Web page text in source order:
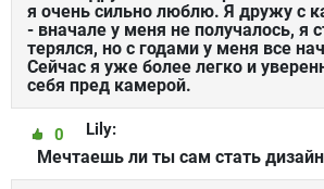
я очень сильно люблю. Я дружу с
- вначале у меня не получалось, я
терялся, но с годами у меня все
Сейчас я уже более легко и
себя пред камерой.
Lily:
0
Мечтаешь ли ты сам стать